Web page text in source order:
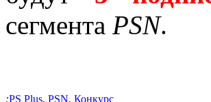
сегмента PSN.
:PS Plus, PSN, Конкурс